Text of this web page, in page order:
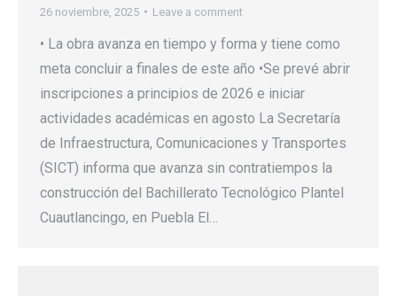
26 noviembre, 2025
Leave a comment
• La obra avanza en tiempo y forma y tiene como
meta concluir a finales de este año •Se prevé abrir
inscripciones a principios de 2026 e iniciar
actividades académicas en agosto La Secretaría
de Infraestructura, Comunicaciones y Transportes
(SICT) informa que avanza sin contratiempos la
construcción del Bachillerato Tecnológico Plantel
Cuautlancingo, en Puebla El…